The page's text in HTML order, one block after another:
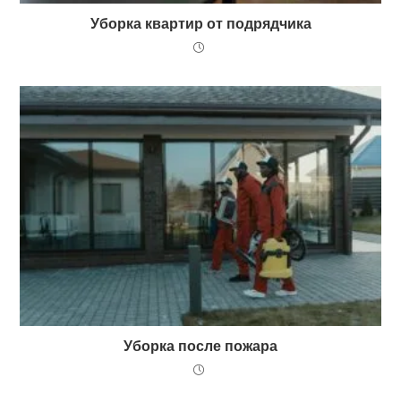
Уборка квартир от подрядчика
Уборка после пожара